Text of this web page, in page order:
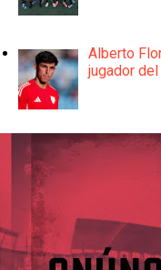
Alberto
jugador del